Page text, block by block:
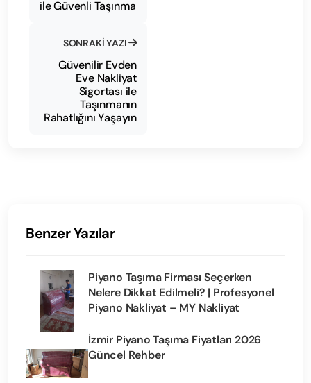
ile Güvenli Taşınma
SONRAKI YAZI
Güvenilir Evden
Eve Nakliyat
Sigortası ile
Taşınmanın
Rahatlığını Yaşayın
Benzer Yazılar
Piyano Taşıma Firması Seçerken
Nelere Dikkat Edilmeli? | Profesyonel
Piyano Nakliyat – MY Nakliyat
İzmir Piyano Taşıma Fiyatları 2026
Güncel Rehber